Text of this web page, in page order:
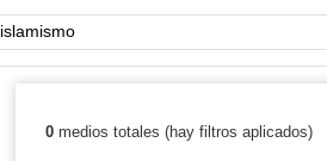
Palabra o frase:
Resultados de: islamismo
0medios totales (hay filtros aplicados)